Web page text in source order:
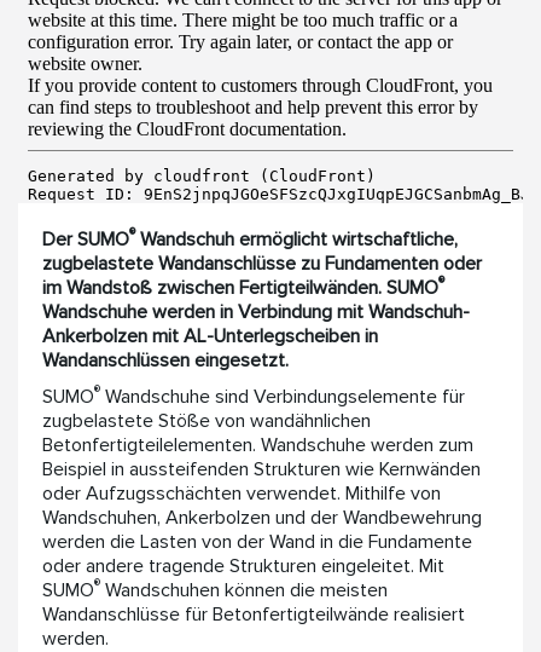
Der SUMO®Wandschuh ermöglicht wirtschaftliche,
zugbelastete Wandanschlüsse zu Fundamenten oder
im Wandstoß zwischen Fertigteilwänden. SUMO®
Wandschuhe werden in Verbindung mit Wandschuh-
Ankerbolzen mit AL-Unterlegscheiben in
Wandanschlüssen eingesetzt.
SUMO® Wandschuhe sind Verbindungselemente für
zugbelastete Stöße von wandähnlichen
Betonfertigteilelementen. Wandschuhe werden zum
Beispiel in aussteifenden Strukturen wie Kernwänden
oder Aufzugsschächten verwendet. Mithilfe von
Wandschuhen, Ankerbolzen und der Wandbewehrung
werden die Lasten von der Wand in die Fundamente
oder andere tragende Strukturen eingeleitet. Mit
SUMO® Wandschuhen können die meisten
Wandanschlüsse für Betonfertigteilwände realisiert
werden.